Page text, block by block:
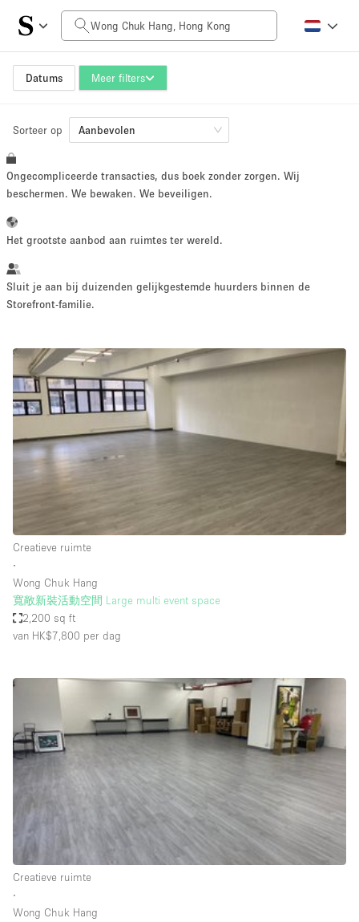
Datums Meer filters
Prijs per dag
HK$0
Grootte ruimte
100 sq ft 5000+ sq ft
~ 13 mensen
Een
fotoshoot
maken
Conferentie Vergadering
Type ruimte
Advertentieruimte
Atelier / Werkplaats
Boetiek / Winkel
Conferentieruimte
Creatieve ruimte
Evenementruimte
Foto / Filmstudio
Galerie
Hal
Herenhuis / Huis
Sorteer op Aanbevolen
Ongecompliceerde transacties, dus boek zonder zorgen. Wij
beschermen. We bewaken. We beveiligen.
Het grootste aanbod aan ruimtes ter wereld.
Sluit je aan bij duizenden gelijkgestemde huurders binnen de
Storefront-familie.
Creatieve ruimte
∙
Wong Chuk Hang
寬敞新裝活動空間 Large multi event space
2,200 sq ft
van HK$7,800 per dag
Creatieve ruimte
∙
Wong Chuk Hang